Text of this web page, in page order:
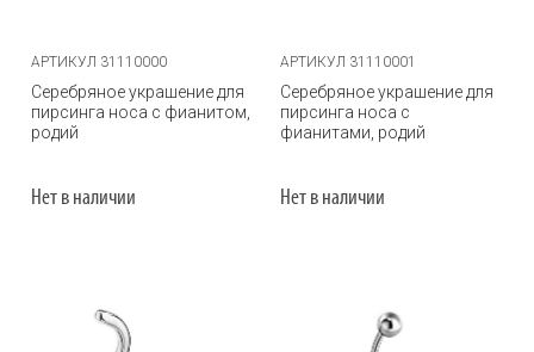
АРТИКУЛ 31110000
Серебряное украшение для
пирсинга носа с фианитом,
родий
Нет в наличии
АРТИКУЛ 31110001
Серебряное украшение для
пирсинга носа с
фианитами, родий
Нет в наличии